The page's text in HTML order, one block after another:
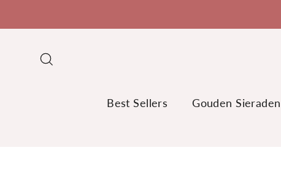
Best Sellers Gouden Sieraden